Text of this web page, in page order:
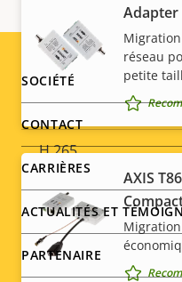
Compression
Description
de la
Zipstream
H.264
H.265
AV1
Audio
Adapter
réseau
petite
AXIS
Footer
menu
SOCIÉTÉ
CONTACT
CARRIÈRES
ACTUALITÉS ET
PARTENAIRE